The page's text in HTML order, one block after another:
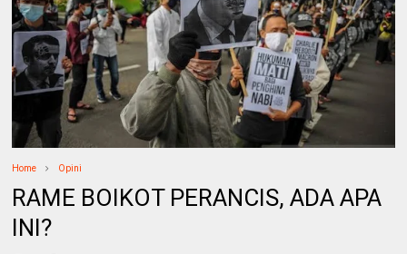
Home Opini
RAME BOIKOT PERANCIS, ADA APA
INI?